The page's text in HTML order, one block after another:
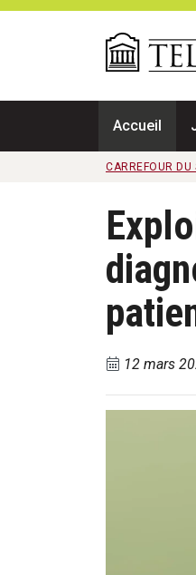
Passer au contenu principal
Accueil
CARREFOUR DU
12 mars